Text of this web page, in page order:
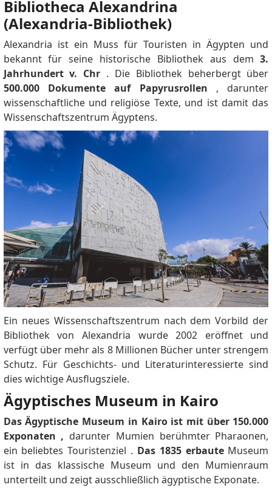
David Schooleysagt:
what documents are needed for the 5 year visa for
USA? how long is the process, immediate at cairo intl
airport?
Jay sagt:
Has anyone obtained a five-year tourist visa? I
am an American citizen with an apartment in
Alexandria, Egypt, and I want to be able to enter
and exit the country with ease.
Nikisagt:
A lot of words but very little information.: 1)Queue at
Immigration: Upon arrival, you'll need to wait in line
at the immigration section. OK 2)Complete the
Application Form: Fill out the visa application form
provided by the immigration officials. NO TRAINED
PERSONAL - AT THE ARRIVAL PORT NO ONE KNOWS
ABOUT THIS APPLICATION, THEY SEND US TO
IMMIGRATION OFFICE 3) Submit Required
Documents: Be prepared to submit all necessary
documents for the visa application. WHAT "ALL
REQUIRED DOCUMENTS" I couldn't find any clue
what documents I should submit!! 4) Pay the
Processing Fee: Once the documents are submitted,
you will be required to pay the visa processing fee.
OK 5) Wait for Approval: After paying the fee, you
have to wait for your visa application to be approved
SINCE I AM WAITING FOR THE APPROVAL OF MY
6MONTH VISA ABOU 3 MONTH, HOW LONG I
SHOULD WAIT FOR THE 5 YEARS VISA IN THE
AIRPORT?? Please consider to fill all the information
about the 5 years visa properly, thousends of people
are interested, but you discourage them to apply.
Mohit Kumarsagt:
Bibliotheca Alexandrina
(Alexandria-Bibliothek)
Alexandria ist ein Muss für Touristen in Ägypten und
bekannt für seine historische Bibliothek aus dem3.
Jahrhundert v. Chr . Die Bibliothek beherbergt über
500.000 Dokumente auf Papyrusrollen , darunter
wissenschaftliche und religiöse Texte, und ist damit das
Wissenschaftszentrum Ägyptens.
Ein neues Wissenschaftszentrum nach dem Vorbild der
Bibliothek von Alexandria wurde 2002 eröffnet und
verfügt über mehr als 8 Millionen Bücher unter strengem
Schutz. Für Geschichts- und Literaturinteressierte sind
dies wichtige Ausflugsziele.
Ägyptisches Museum in Kairo
Das Ägyptische Museum in Kairo ist mit über 150.000
Exponaten , darunter Mumien berühmter Pharaonen,
ein beliebtes Touristenziel . Das 1835 erbaute Museum
ist in das klassische Museum und den Mumienraum
unterteilt und zeigt ausschließlich ägyptische Exponate.